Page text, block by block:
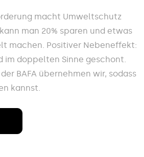
macht Umweltschutz
man 20% sparen und etwas
machen. Positiver Nebeneffekt:
im doppelten Sinne geschont.
BAFA übernehmen wir, sodass
kannst.